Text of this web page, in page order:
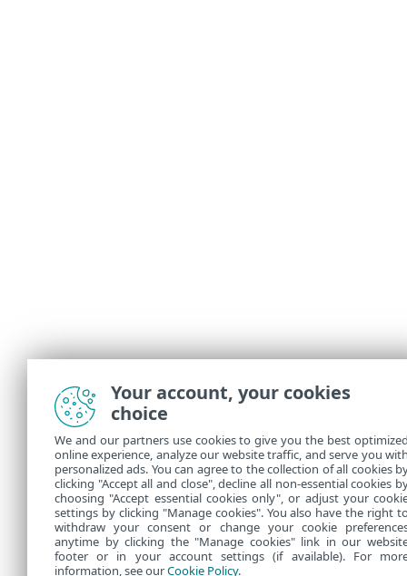
Your account, your cookies
choice
We and our partners use cookies to give you the best
online experience, analyze our website traffic, and serve you
personalized ads. You can agree to the collection of all cookies
clicking "Accept all and close", decline all non-essential cookies
choosing "Accept essential cookies only", or adjust your
settings by clicking "Manage cookies". You also have the right
withdraw your consent or change your cookie
anytime by clicking the "Manage cookies" link in our
footer or in your account settings (if available). For
information, see ourCookie Policy.